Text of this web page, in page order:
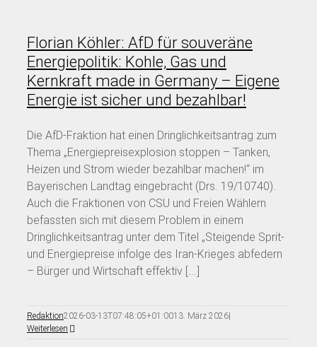
Florian Köhler: AfD für souveräne
Energiepolitik: Kohle, Gas und
Kernkraft made in Germany – Eigene
Energie ist sicher und bezahlbar!
Die AfD-Fraktion hat einen Dringlichkeitsantrag zum
Thema „Energiepreisexplosion stoppen – Tanken,
Heizen und Strom wieder bezahlbar machen!“ im
Bayerischen Landtag eingebracht (Drs. 19/10740).
Auch die Fraktionen von CSU und Freien Wählern
befassten sich mit diesem Problem in einem
Dringlichkeitsantrag unter dem Titel „Steigende Sprit-
und Energiepreise infolge des Iran-Krieges abfedern
– Bürger und Wirtschaft effektiv [...]
Redaktion2026-03-13T07:48:05+01:0013. März 2026|
Weiterlesen